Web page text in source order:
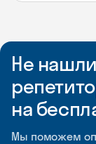
Не
на
Мы поможем